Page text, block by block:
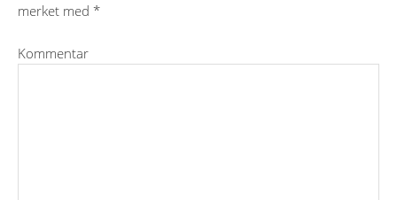
merket med *
Kommentar